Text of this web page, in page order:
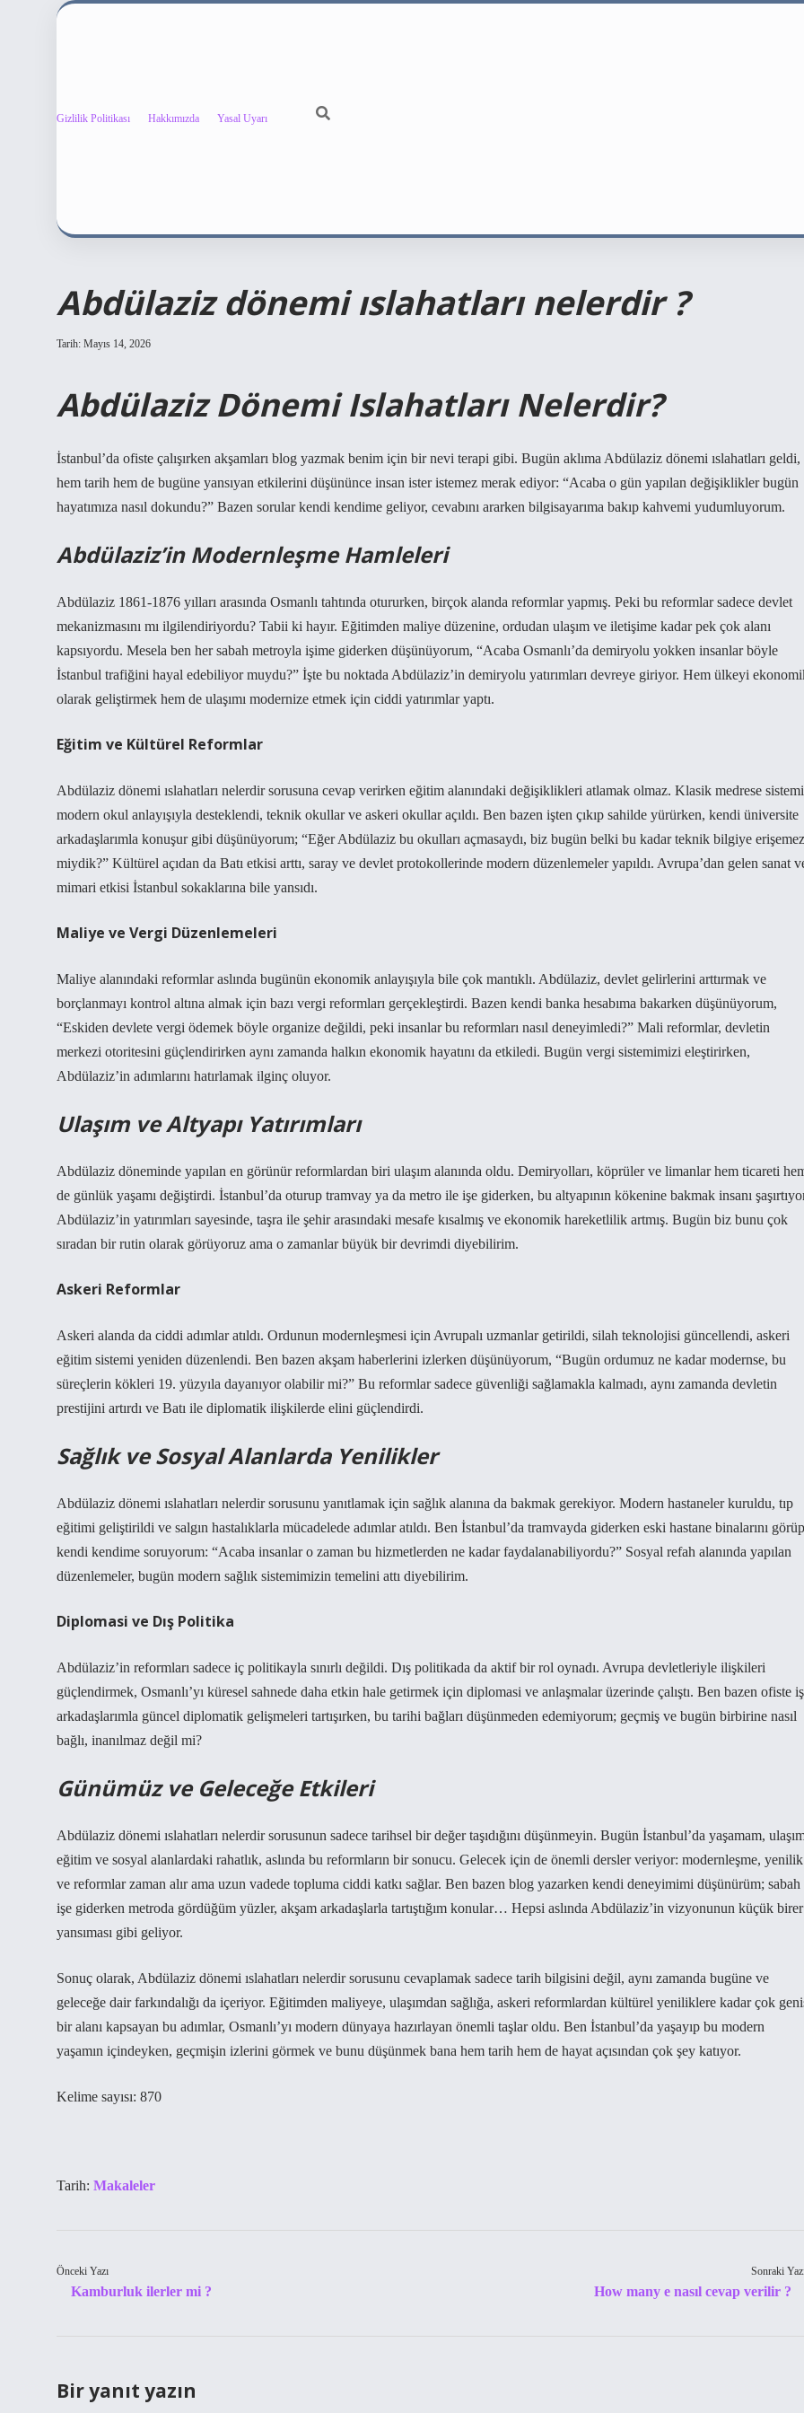
Gizlilik Politikası Hakkımızda Yasal Uyarı
Abdülaziz dönemi ıslahatları nelerdir ?
Tarih: Mayıs 14, 2026
Abdülaziz Dönemi Islahatları Nelerdir?
İstanbul’da ofiste çalışırken akşamları blog yazmak benim için bir nevi terapi gibi. Bugün aklıma Abdülaziz dönemi ıslahatları geldi,
hem tarih hem de bugüne yansıyan etkilerini düşününce insan ister istemez merak ediyor: “Acaba o gün yapılan değişiklikler bugün
hayatımıza nasıl dokundu?” Bazen sorular kendi kendime geliyor, cevabını ararken bilgisayarıma bakıp kahvemi yudumluyorum.
Abdülaziz’in Modernleşme Hamleleri
Abdülaziz 1861-1876 yılları arasında Osmanlı tahtında otururken, birçok alanda reformlar yapmış. Peki bu reformlar sadece devlet
mekanizmasını mı ilgilendiriyordu? Tabii ki hayır. Eğitimden maliye düzenine, ordudan ulaşım ve iletişime kadar pek çok alanı
kapsıyordu. Mesela ben her sabah metroyla işime giderken düşünüyorum, “Acaba Osmanlı’da demiryolu yokken insanlar böyle
İstanbul trafiğini hayal edebiliyor muydu?” İşte bu noktada Abdülaziz’in demiryolu yatırımları devreye giriyor. Hem ülkeyi
olarak geliştirmek hem de ulaşımı modernize etmek için ciddi yatırımlar yaptı.
Eğitim ve Kültürel Reformlar
Abdülaziz dönemi ıslahatları nelerdir sorusuna cevap verirken eğitim alanındaki değişiklikleri atlamak olmaz. Klasik medrese sistemi
modern okul anlayışıyla desteklendi, teknik okullar ve askeri okullar açıldı. Ben bazen işten çıkıp sahilde yürürken, kendi üniversite
arkadaşlarımla konuşur gibi düşünüyorum; “Eğer Abdülaziz bu okulları açmasaydı, biz bugün belki bu kadar teknik bilgiye erişemez
miydik?” Kültürel açıdan da Batı etkisi arttı, saray ve devlet protokollerinde modern düzenlemeler yapıldı. Avrupa’dan gelen sanat
mimari etkisi İstanbul sokaklarına bile yansıdı.
Maliye ve Vergi Düzenlemeleri
Maliye alanındaki reformlar aslında bugünün ekonomik anlayışıyla bile çok mantıklı. Abdülaziz, devlet gelirlerini arttırmak ve
borçlanmayı kontrol altına almak için bazı vergi reformları gerçekleştirdi. Bazen kendi banka hesabıma bakarken düşünüyorum,
“Eskiden devlete vergi ödemek böyle organize değildi, peki insanlar bu reformları nasıl deneyimledi?” Mali reformlar, devletin
merkezi otoritesini güçlendirirken aynı zamanda halkın ekonomik hayatını da etkiledi. Bugün vergi sistemimizi eleştirirken,
Abdülaziz’in adımlarını hatırlamak ilginç oluyor.
Ulaşım ve Altyapı Yatırımları
Abdülaziz döneminde yapılan en görünür reformlardan biri ulaşım alanında oldu. Demiryolları, köprüler ve limanlar hem ticareti
de günlük yaşamı değiştirdi. İstanbul’da oturup tramvay ya da metro ile işe giderken, bu altyapının kökenine bakmak insanı
Abdülaziz’in yatırımları sayesinde, taşra ile şehir arasındaki mesafe kısalmış ve ekonomik hareketlilik artmış. Bugün biz bunu çok
sıradan bir rutin olarak görüyoruz ama o zamanlar büyük bir devrimdi diyebilirim.
Askeri Reformlar
Askeri alanda da ciddi adımlar atıldı. Ordunun modernleşmesi için Avrupalı uzmanlar getirildi, silah teknolojisi güncellendi, askeri
eğitim sistemi yeniden düzenlendi. Ben bazen akşam haberlerini izlerken düşünüyorum, “Bugün ordumuz ne kadar modernse, bu
süreçlerin kökleri 19. yüzyıla dayanıyor olabilir mi?” Bu reformlar sadece güvenliği sağlamakla kalmadı, aynı zamanda devletin
prestijini artırdı ve Batı ile diplomatik ilişkilerde elini güçlendirdi.
Sağlık ve Sosyal Alanlarda Yenilikler
Abdülaziz dönemi ıslahatları nelerdir sorusunu yanıtlamak için sağlık alanına da bakmak gerekiyor. Modern hastaneler kuruldu, tıp
eğitimi geliştirildi ve salgın hastalıklarla mücadelede adımlar atıldı. Ben İstanbul’da tramvayda giderken eski hastane binalarını görüp
kendi kendime soruyorum: “Acaba insanlar o zaman bu hizmetlerden ne kadar faydalanabiliyordu?” Sosyal refah alanında yapılan
düzenlemeler, bugün modern sağlık sistemimizin temelini attı diyebilirim.
Diplomasi ve Dış Politika
Abdülaziz’in reformları sadece iç politikayla sınırlı değildi. Dış politikada da aktif bir rol oynadı. Avrupa devletleriyle ilişkileri
güçlendirmek, Osmanlı’yı küresel sahnede daha etkin hale getirmek için diplomasi ve anlaşmalar üzerinde çalıştı. Ben bazen ofiste iş
arkadaşlarımla güncel diplomatik gelişmeleri tartışırken, bu tarihi bağları düşünmeden edemiyorum; geçmiş ve bugün birbirine nasıl
bağlı, inanılmaz değil mi?
Günümüz ve Geleceğe Etkileri
Abdülaziz dönemi ıslahatları nelerdir sorusunun sadece tarihsel bir değer taşıdığını düşünmeyin. Bugün İstanbul’da yaşamam,
eğitim ve sosyal alanlardaki rahatlık, aslında bu reformların bir sonucu. Gelecek için de önemli dersler veriyor: modernleşme, yenilik
ve reformlar zaman alır ama uzun vadede topluma ciddi katkı sağlar. Ben bazen blog yazarken kendi deneyimimi düşünürüm; sabah
işe giderken metroda gördüğüm yüzler, akşam arkadaşlarla tartıştığım konular… Hepsi aslında Abdülaziz’in vizyonunun küçük birer
yansıması gibi geliyor.
Sonuç olarak, Abdülaziz dönemi ıslahatları nelerdir sorusunu cevaplamak sadece tarih bilgisini değil, aynı zamanda bugüne ve
geleceğe dair farkındalığı da içeriyor. Eğitimden maliyeye, ulaşımdan sağlığa, askeri reformlardan kültürel yeniliklere kadar çok
bir alanı kapsayan bu adımlar, Osmanlı’yı modern dünyaya hazırlayan önemli taşlar oldu. Ben İstanbul’da yaşayıp bu modern
yaşamın içindeyken, geçmişin izlerini görmek ve bunu düşünmek bana hem tarih hem de hayat açısından çok şey katıyor.
Kelime sayısı: 870
Tarih: Makaleler
Önceki Yazı
Kamburluk ilerler mi ?
Sonraki
How many e nasıl cevap verilir ?
Bir yanıt yazın